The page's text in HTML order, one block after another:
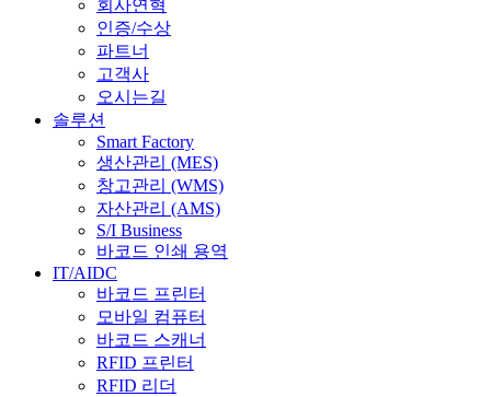
회사연혁
인증/수상
파트너
고객사
오시는길
솔루션
Smart Factory
생산관리 (MES)
창고관리 (WMS)
자산관리 (AMS)
S/I Business
바코드 인쇄 용역
IT/AIDC
바코드 프린터
모바일 컴퓨터
바코드 스캐너
RFID 프린터
RFID 리더